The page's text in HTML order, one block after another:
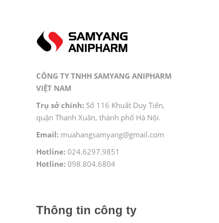
CÔNG TY TNHH SAMYANG ANIPHARM
VIỆT NAM
Trụ sở chính: Số 116 Khuất Duy Tiến,
quận Thanh Xuân, thành phố Hà Nội.
Email: muahangsamyang@gmail.com
Hotline: 024.6297.9851
Hotline: 098.804.6804
Thông tin công ty